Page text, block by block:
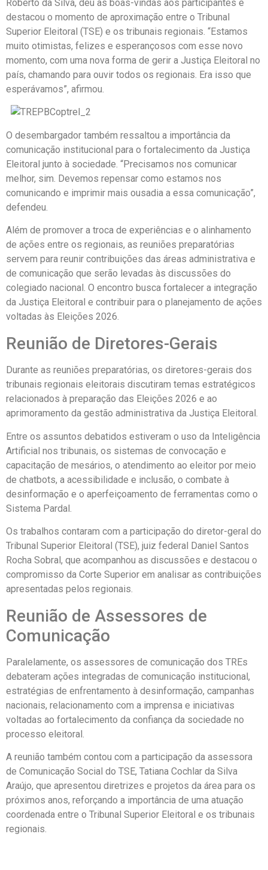
Roberto da Silva, deu as boas-vindas aos participantes e
destacou o momento de aproximação entre o Tribunal
Superior Eleitoral (TSE) e os tribunais regionais. “Estamos
muito otimistas, felizes e esperançosos com esse novo
momento, com uma nova forma de gerir a Justiça Eleitoral no
país, chamando para ouvir todos os regionais. Era isso que
esperávamos”, afirmou.
O desembargador também ressaltou a importância da
comunicação institucional para o fortalecimento da Justiça
Eleitoral junto à sociedade. “Precisamos nos comunicar
melhor, sim. Devemos repensar como estamos nos
comunicando e imprimir mais ousadia a essa comunicação”,
defendeu.
Além de promover a troca de experiências e o alinhamento
de ações entre os regionais, as reuniões preparatórias
servem para reunir contribuições das áreas administrativa e
de comunicação que serão levadas às discussões do
colegiado nacional. O encontro busca fortalecer a integração
da Justiça Eleitoral e contribuir para o planejamento de ações
voltadas às Eleições 2026.
Reunião de Diretores-Gerais
Durante as reuniões preparatórias, os diretores-gerais dos
tribunais regionais eleitorais discutiram temas estratégicos
relacionados à preparação das Eleições 2026 e ao
aprimoramento da gestão administrativa da Justiça Eleitoral.
Entre os assuntos debatidos estiveram o uso da Inteligência
Artificial nos tribunais, os sistemas de convocação e
capacitação de mesários, o atendimento ao eleitor por meio
de chatbots, a acessibilidade e inclusão, o combate à
desinformação e o aperfeiçoamento de ferramentas como o
Sistema Pardal.
Os trabalhos contaram com a participação do diretor-geral do
Tribunal Superior Eleitoral (TSE), juiz federal Daniel Santos
Rocha Sobral, que acompanhou as discussões e destacou o
compromisso da Corte Superior em analisar as contribuições
apresentadas pelos regionais.
Reunião de Assessores de
Comunicação
Paralelamente, os assessores de comunicação dos TREs
debateram ações integradas de comunicação institucional,
estratégias de enfrentamento à desinformação, campanhas
nacionais, relacionamento com a imprensa e iniciativas
voltadas ao fortalecimento da confiança da sociedade no
processo eleitoral.
A reunião também contou com a participação da assessora
de Comunicação Social do TSE, Tatiana Cochlar da Silva
Araújo, que apresentou diretrizes e projetos da área para os
próximos anos, reforçando a importância de uma atuação
coordenada entre o Tribunal Superior Eleitoral e os tribunais
regionais.